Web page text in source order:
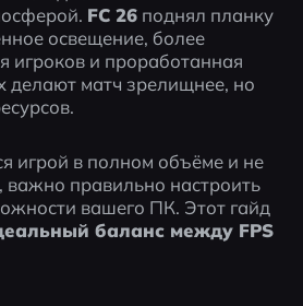
FC 26 поднял планку
освещение, более
игроков и проработанная
делают матч зрелищнее, но
игрой в полном объёме и не
важно правильно настроить
вашего ПК. Этот гайд
баланс между FPS